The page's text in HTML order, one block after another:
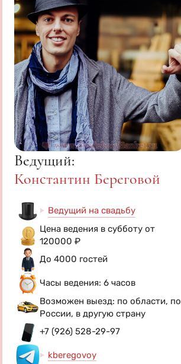
Ведущий:
Константин Береговой
Ведущий на свадьбу
Цена ведения в субботу от
120000 ₽
До 4000 гостей
Часы ведения: 6 часов
Возможен выезд: по области, по
России, в другую страну
+7 (926) 528-29-97
kberegovoy